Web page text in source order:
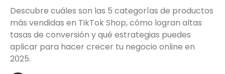
Descubre cuáles son las 5 categorías de productos
más vendidas en TikTok Shop, cómo logran altas
tasas de conversión y qué estrategias puedes
aplicar para hacer crecer tu negocio online en
2025.